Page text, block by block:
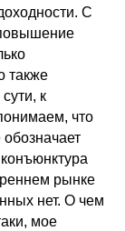
С
также
к
что
рынке
нет. О чем
мое